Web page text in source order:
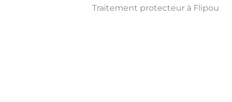
Traitement protecteur à Flipou